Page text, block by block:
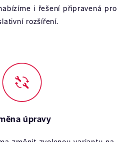
i řešení připravená pro
rozšíření.
úpravy